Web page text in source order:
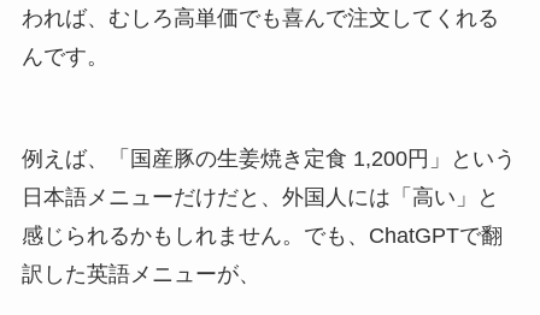
われば、むしろ高単価でも喜んで注文してくれる
んです。
例えば、「国産豚の生姜焼き定食 1,200円」という
日本語メニューだけだと、外国人には「高い」と
感じられるかもしれません。でも、ChatGPTで翻
訳した英語メニューが、